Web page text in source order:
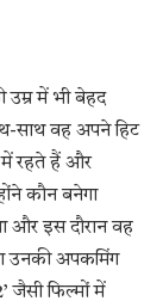
उम्र में भी बेहद
साथ वह अपने हिट
में रहते हैं और
कौन बनेगा
और इस दौरान वह
उनकी अपकमिंग
जैसी फिल्मों में